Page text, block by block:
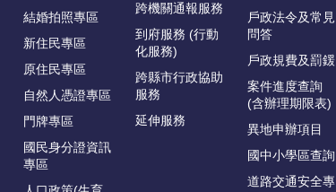
結婚拍照專區
新住民專區
原住民專區
自然人憑證專區
門牌專區
國民身分證資訊
專區
跨機關通報服務
到府服務 (行動
化服務)
跨縣市行政協助
服務
延伸服務
戶政法令及常見
問答
戶政規費及罰鍰
案件進度查詢
(含辦理期限表)
異地申辦項目
國中小學區查詢
道路交通安全專